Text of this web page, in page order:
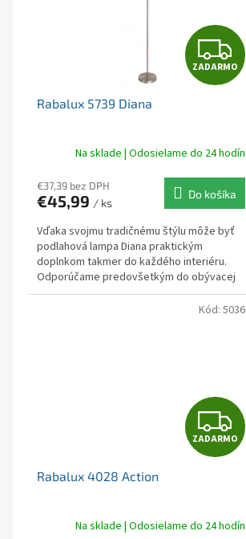
Z
A
A
R
M
ZADARMO
Rabalux 5739 Diana
Na sklade | Odosielame do 24 hodín
€37,39 bez DPH
€45,99 / ks
Do košíka
Vďaka svojmu tradičnému štýlu môže byť
podlahová lampa Diana praktickým
doplnkom takmer do každého interiéru.
Odporúčame predovšetkým do obývacej
izby, kde ju možno umiestniť do...
Z
A
A
ZADARMO
Rabalux 4028 Action
Na sklade | Odosielame do 24 hodín
Kód: 5036